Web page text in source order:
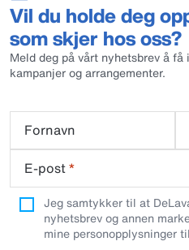
Vil du holde deg
som skjer hos oss?
Meld deg på vårt nyhetsbrev å
kampanjer og arrangementer.
Fornavn
E-post*
Jeg samtykker til at
nyhetsbrev og annen
mine personopplysninger